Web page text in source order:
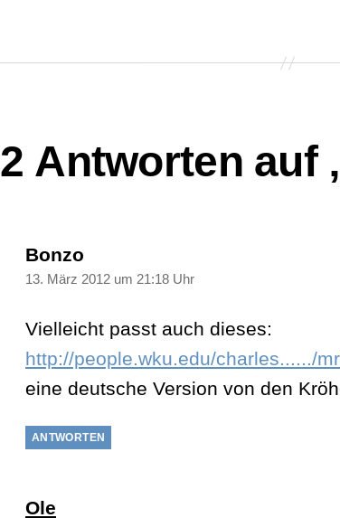
2 Antworten auf
Bonzo
13. März 2012 um 21:18 Uhr
Vielleicht passt auch dieses:
http://people.wku.edu/charles....../
eine deutsche Version von den
ANTWORTEN
Ole